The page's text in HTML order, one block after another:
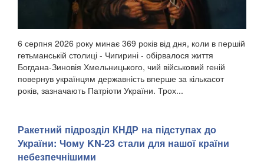
6 серпня 2026 року минає 369 років від дня, коли в першій
гетьманській столиці - Чигирині - обірвалося життя
Богдана-Зиновія Хмельницького, чий військовий геній
повернув українцям державність вперше за кількасот
років, зазначають Патріоти України. Трох...
Ракетний підрозділ КНДР на підступах до
України: Чому KN-23 стали для нашої країни
небезпечнішими